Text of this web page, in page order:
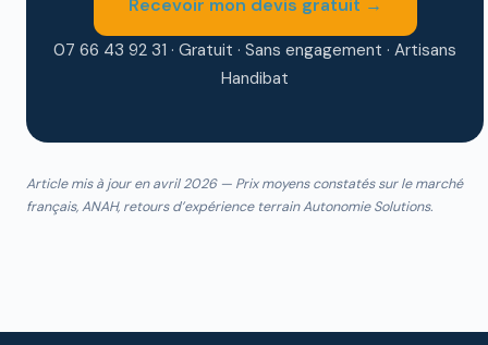
Recevoir mon devis gratuit →
07 66 43 92 31 · Gratuit · Sans engagement · Artisans
Handibat
Article mis à jour en avril 2026 — Prix moyens constatés sur le marché
français, ANAH, retours d’expérience terrain Autonomie Solutions.